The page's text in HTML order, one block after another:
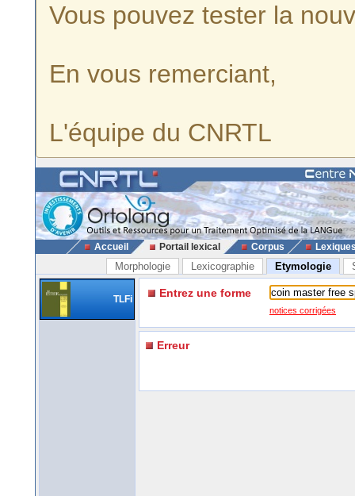
Vous pouvez tester la
En vous remerciant,
L'équipe du CNRTL
Accueil Portail lexical Corpus
Morphologie Lexicographie Etymologie
TLFi Entrez une forme
notices corrigées
Erreur